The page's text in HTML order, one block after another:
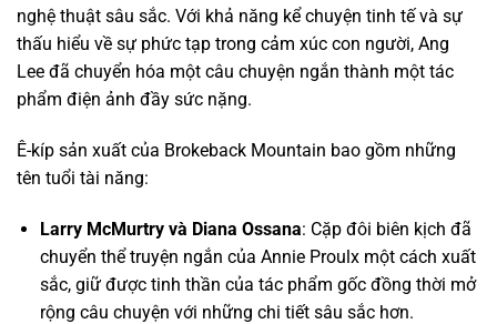
nghệ thuật sâu sắc. Với khả năng kể chuyện tinh tế và sự
thấu hiểu về sự phức tạp trong cảm xúc con người, Ang
Lee đã chuyển hóa một câu chuyện ngắn thành một tác
phẩm điện ảnh đầy sức nặng.
Ê-kíp sản xuất của Brokeback Mountain bao gồm những
tên tuổi tài năng:
Larry McMurtry và Diana Ossana: Cặp đôi biên kịch đã
chuyển thể truyện ngắn của Annie Proulx một cách xuất
sắc, giữ được tinh thần của tác phẩm gốc đồng thời mở
rộng câu chuyện với những chi tiết sâu sắc hơn.